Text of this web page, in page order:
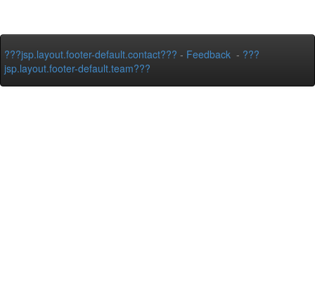
???jsp.layout.footer-default.contact??? - Feedback - ???
jsp.layout.footer-default.team???